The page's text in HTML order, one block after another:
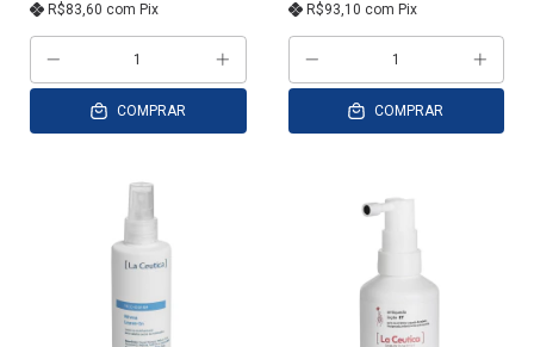
R$83,60 com Pix
COMPRAR
R$93,10 com Pix
COMPRAR